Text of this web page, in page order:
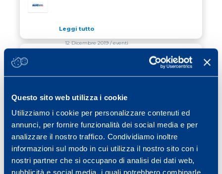
Questo sito web utilizza i cookie
Utilizziamo i cookie per personalizzare contenuti ed
annunci, per fornire funzionalità dei social media e per
analizzare il nostro traffico. Condividiamo inoltre
informazioni sul modo in cui utilizza il nostro sito con i
nostri partner che si occupano di analisi dei dati web,
pubblicità e social media, i quali potrebbero combinarle
Leggi tutto
PREMIO ICARO, ENRICO ARCELLI, 2020
12 Dicembre 2019/ eventi
PREMIO ICARO, ENRICO ARCELLI, 2020
Leggi tutto
COME EVITARE L’INFORTUNIO
COME EVITARE L’INFORTUNIO
Leggi tutto